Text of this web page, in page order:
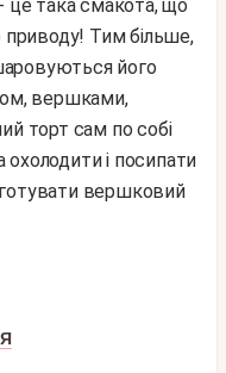
Тим більше,
його
вершками,
торт сам по собі
і посипати
вершковий